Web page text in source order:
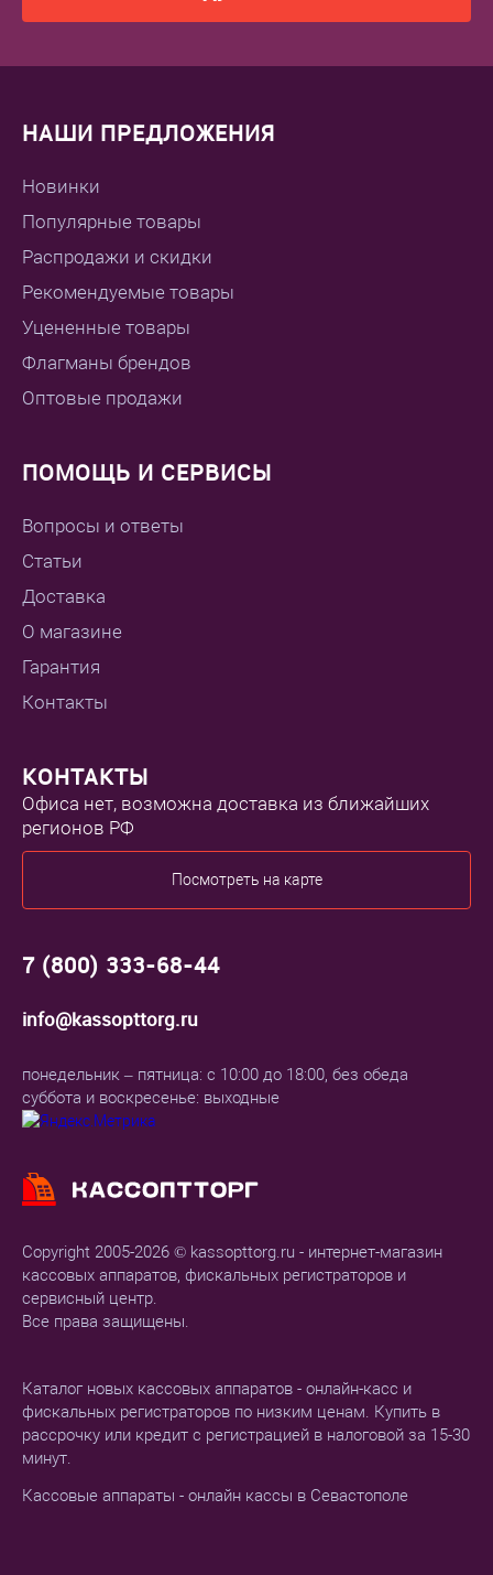
НАШИ ПРЕДЛОЖЕНИЯ
Новинки
Популярные товары
Распродажи и скидки
Рекомендуемые товары
Уцененные товары
Флагманы брендов
Оптовые продажи
ПОМОЩЬ И СЕРВИСЫ
Вопросы и ответы
Статьи
Доставка
О магазине
Гарантия
Контакты
Copyright 2005-2026 © kassopttorg.ru - интернет-магазин
кассовых аппаратов, фискальных регистраторов и
сервисный центр.
Все права защищены.
Каталог новых кассовых аппаратов - онлайн-касс и
фискальных регистраторов по низким ценам. Купить в
рассрочку или кредит с регистрацией в налоговой за 15-30
минут.
Кассовые аппараты - онлайн кассы в Севастополе
КОНТАКТЫ
Офиса нет, возможна доставка из ближайших
регионов РФ
Посмотреть на карте
7 (800) 333-68-44
info@kassopttorg.ru
понедельник – пятница: с 10:00 до 18:00, без обеда
суббота и воскресенье: выходные